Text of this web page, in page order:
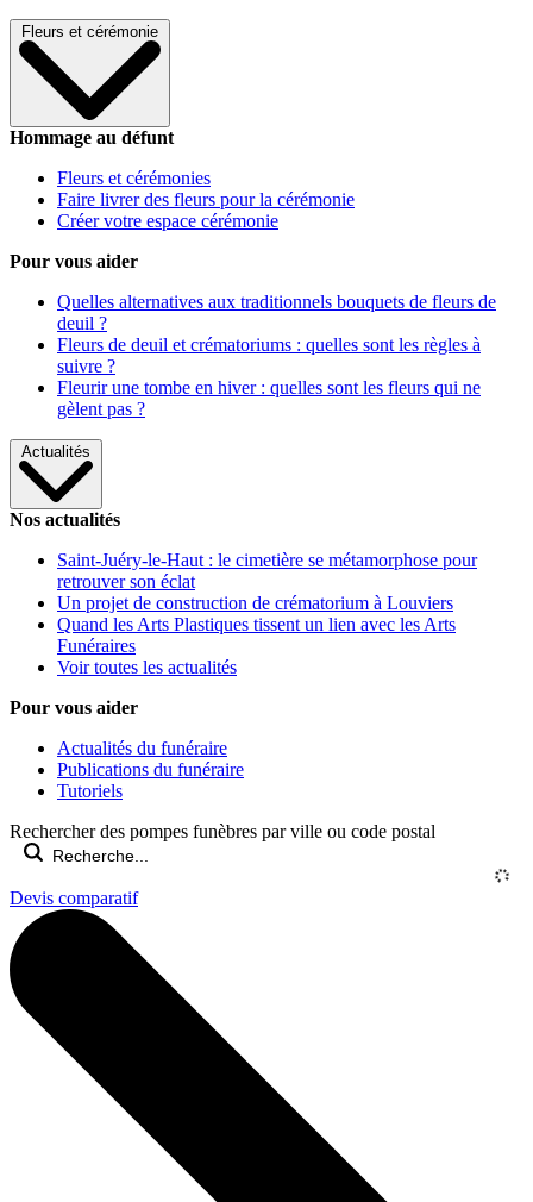
Fleurs et cérémonie
Hommage au défunt
Fleurs et cérémonies
Faire livrer des fleurs pour la cérémonie
Créer votre espace cérémonie
Pour vous aider
Quelles alternatives aux traditionnels bouquets de fleurs de
deuil ?
Fleurs de deuil et crématoriums : quelles sont les règles à
suivre ?
Fleurir une tombe en hiver : quelles sont les fleurs qui ne
gèlent pas ?
Actualités
Nos actualités
Saint-Juéry-le-Haut : le cimetière se métamorphose pour
retrouver son éclat
Un projet de construction de crématorium à Louviers
Quand les Arts Plastiques tissent un lien avec les Arts
Funéraires
Voir toutes les actualités
Pour vous aider
Actualités du funéraire
Publications du funéraire
Tutoriels
Rechercher des pompes funèbres par ville ou code postal
Devis comparatif